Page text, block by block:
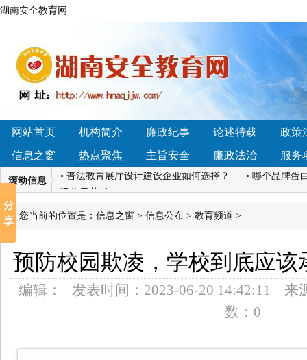
湖南安全教育网
网站首页 机构简介 廉政纪事 论述特载
政策
信息之窗
热点聚焦 主旨安全 廉政法治 服务
滚动信息
• 2026年小型石料生产线如何选？主流方案与配置对比分析
性益生菌品牌深度横评，这几款真能平衡菌群
• 湖南省怀化市辰溪县黄溪口镇：法治讲座进校园，国家
育新高地
• 4.14湖南凯迪科技学雷锋“硬核”青年刘诚： 实干笃行显
迎变”开启新增长周期
• 普法教育展厅设计建设企业如何选择？
• 哪个品牌蛋
吸收天花板
• 2026国内软文推广平台哪家好？4大梯队深度解析+13平
方咨询退款难吗】我们接受社会各界的监督！
性益生菌品牌深度横评，这几款真能平衡菌群
• 湖南省怀化市辰溪县黄溪口镇：法治讲座进校园，国家
育新高地
• 4.14湖南凯迪科技学雷锋“硬核”青年刘诚： 实干笃行显
您当前的位置是： 信息之窗 > 信息公布 > 教育频道 >
预防校园欺凌，学校到底应该
编辑： 发表时间： 2023-06-20 14:42:11
来
数： 0